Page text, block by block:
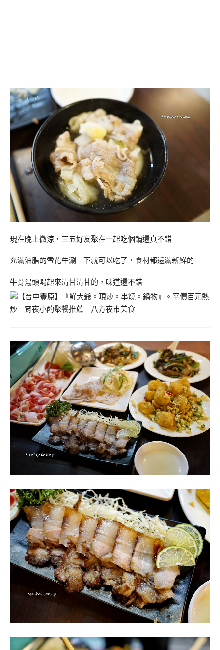
現在晚上微涼，三五好友聚在一起吃個鍋還真不錯
充滿油脂的雪花牛涮一下就可以吃了，食材都還滿新鮮的
牛骨湯頭喝起來清甘清甘的，味道還不錯